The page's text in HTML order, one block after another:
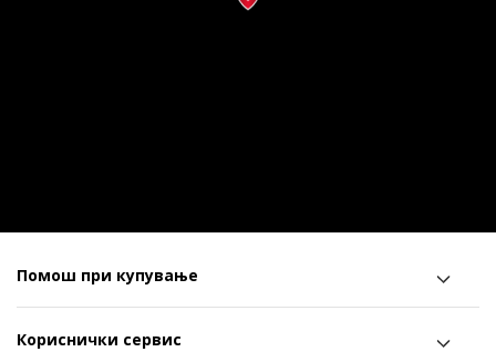
Помош при купување
Кориснички сервис